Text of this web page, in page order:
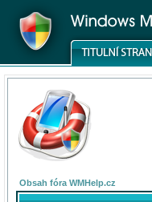
Obsah fóra WMHelp.cz